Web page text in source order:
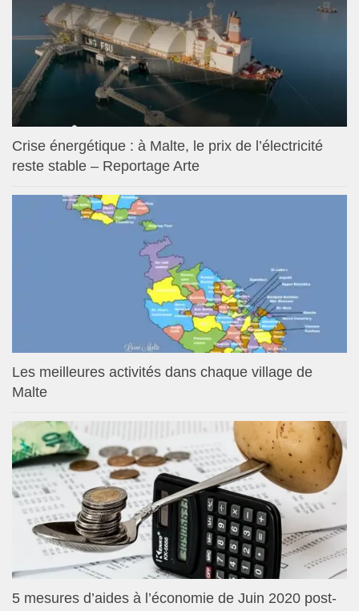
Crise énergétique : à Malte, le prix de l’électricité
reste stable – Reportage Arte
Les meilleures activités dans chaque village de
Malte
5 mesures d’aides à l’économie de Juin 2020 post-